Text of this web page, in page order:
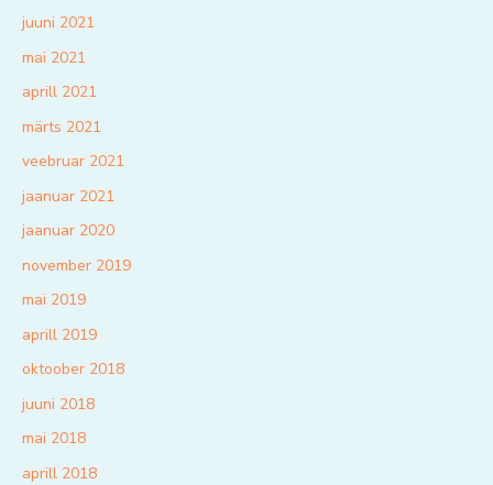
juuni 2021
mai 2021
aprill 2021
märts 2021
veebruar 2021
jaanuar 2021
jaanuar 2020
november 2019
mai 2019
aprill 2019
oktoober 2018
juuni 2018
mai 2018
aprill 2018